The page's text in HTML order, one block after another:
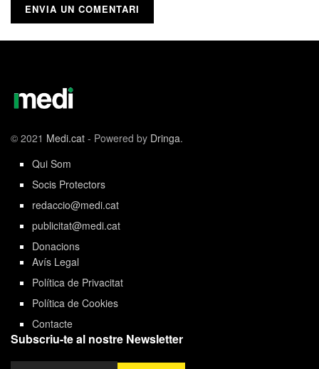
© 2021 Medi.cat - Powered by Dringa.
Qui Som
Socis Protectors
redaccio@medi.cat
publicitat@medi.cat
Donacions
Avís Legal
Política de Privacitat
Política de Cookies
Contacte
Subscriu-te al nostre Newsletter